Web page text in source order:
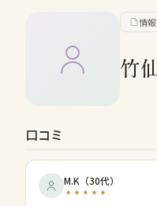
情
竹
口コミ
M.K （30代）